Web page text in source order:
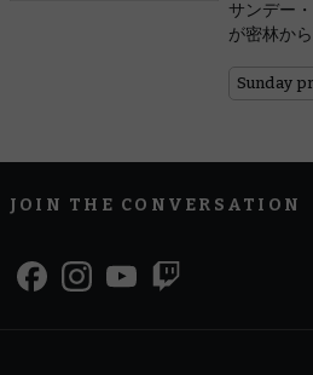
サンデー
が密林か
Sunday
JOIN THE CONVERSATION